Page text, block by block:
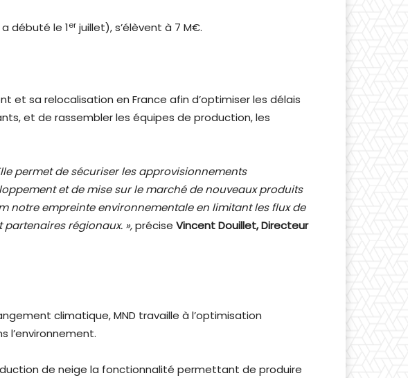
débuté le 1er juillet), s’élèvent à 7 M€.
et sa relocalisation en France afin d’optimiser les délais
et de rassembler les équipes de production, les
permet de sécuriser les approvisionnements
et de mise sur le marché de nouveaux produits
notre empreinte environnementale en limitant les flux de
régionaux. »,précise Vincent Douillet, Directeur
climatique, MND travaille à l’optimisation
l’environnement.
de neige la fonctionnalité permettant de produire